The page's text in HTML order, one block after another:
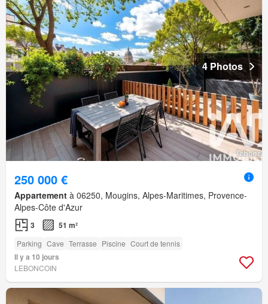
4 Photos
250 000 €
Appartement à 06250, Mougins, Alpes-Maritimes, Provence-
Alpes-Côte d'Azur
3 51 m²
Parking Cave Terrasse Piscine Court de tennis
Il y a 10 jours
LEBONCOIN